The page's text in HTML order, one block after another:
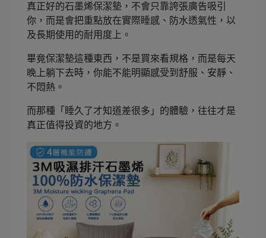
真正好的石墨烯保潔墊，不會只靠誇張廣告吸引
你，而是會把重點放在實際睡感、防水透氣性，以
及長期使用的耐用度上。
畢竟保潔墊這種東西，不是買來看規格，而是每天
晚上躺下去時，你能不能明顯感受到舒服、安靜、
不悶熱。
而那種「睡久了才知道差很多」的體驗，往往才是
真正值得投資的地方。